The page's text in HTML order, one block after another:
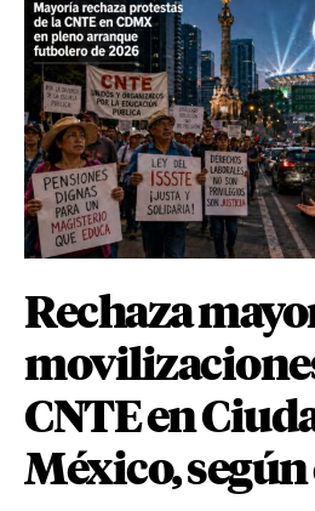
Rechaza
CNTE en
México,